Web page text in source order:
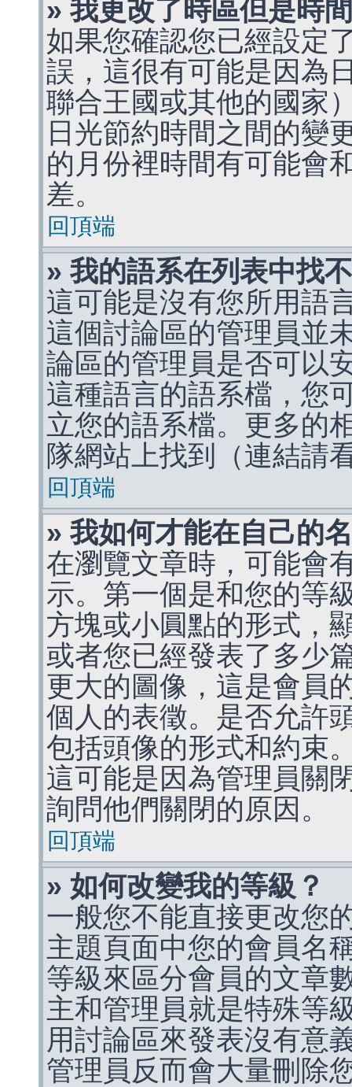
» 我更改了時區但是時
如果您確認您已經設定
誤，這很有可能是因為
聯合王國或其他的國家
日光節約時間之間的變
的月份裡時間有可能會
差。
回頂端
» 我的語系在列表中找
這可能是沒有您所用語
這個討論區的管理員並
論區的管理員是否可以
這種語言的語系檔，您
立您的語系檔。更多的
隊網站上找到（連結請
回頂端
» 我如何才能在自己的
在瀏覽文章時，可能會
示。第一個是和您的等
方塊或小圓點的形式，
或者您已經發表了多少
更大的圖像，這是會員
個人的表徵。是否允許
包括頭像的形式和約束
這可能是因為管理員關
詢問他們關閉的原因。
回頂端
» 如何改變我的等級？
一般您不能直接更改您
主題頁面中您的會員名
等級來區分會員的文章
主和管理員就是特殊等
用討論區來發表沒有意
管理員反而會大量刪除